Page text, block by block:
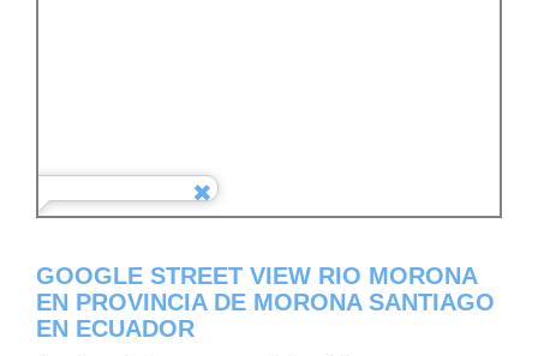
GOOGLE STREET VIEW RIO MORONA
EN PROVINCIA DE MORONA SANTIAGO
EN ECUADOR